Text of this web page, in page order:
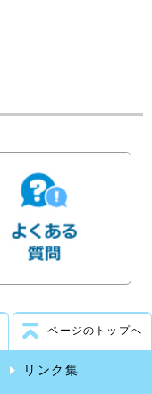
ページのトップへ
リンク集